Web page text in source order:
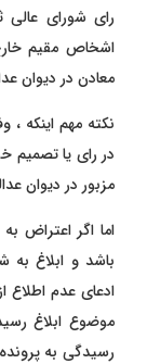
معادن در دیوان
نکته مهم اینکه
در رای یا تصمیم
مزبور در دیوان
اما اگر اعتراض
باشد و ابلاغ
ادعای عدم اطلاع
موضوع ابلاغ
رسیدگی به